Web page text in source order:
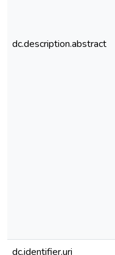
dc.description.abstract
dc.identifier.uri